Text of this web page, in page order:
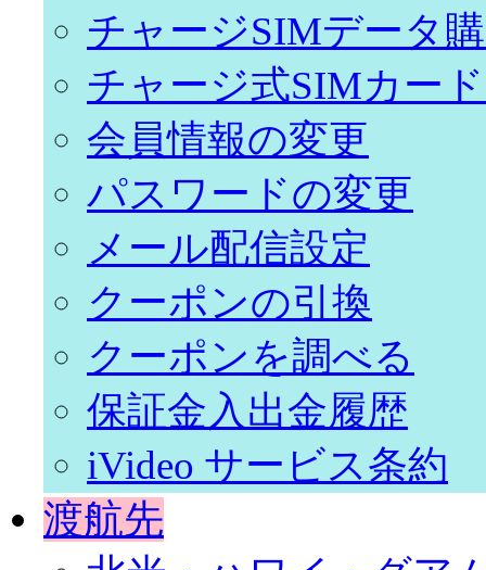
チャージSIMデータ
チャージ式SIMカー
会員情報の変更
パスワードの変更
メール配信設定
クーポンの引換
クーポンを調べる
保証金入出金履歴
iVideo サービス条約
渡航先